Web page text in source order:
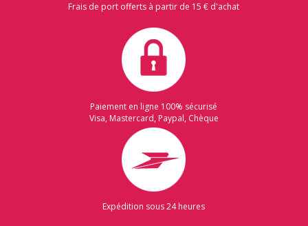
Frais de port offerts à partir de 15 € d'achat
Paiement en ligne 100% sécurisé
Visa, Mastercard, Paypal, Chèque
Expédition sous 24 heures